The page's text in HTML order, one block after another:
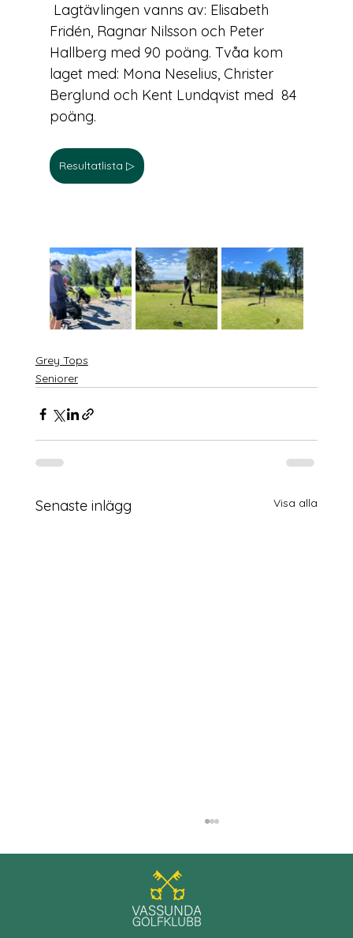
Fridén, Ragnar Nilsson och Peter
Hallberg med 90 poäng. Tvåa kom
laget med: Mona Neselius, Christer
Berglund och Kent Lundqvist med  84
poäng.
Resultatlista ▷
Grey Tops
Seniorer
Senaste inlägg Visa alla